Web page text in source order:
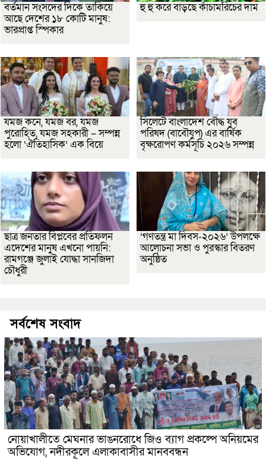
বর্তমান সংসদের দিকে তাকিয়ে
আছে দেশের ১৮ কোটি মানুষ:
ভারপ্রাপ্ত স্পিকার
হু হু করে বাড়ছে কাঁচামরিচের দাম
যমজ কনে, যমজ বর, যমজ
পুরোহিত, যমজ সহকারী – সম্পন্ন
হলো ‘ঐতিহাসিক’ এক বিয়ে
সিলেটে বাংলাদেশ বৌদ্ধ যুব
পরিষদ (বাবৌযুপ) এর বার্ষিক
বৃক্ষরোপণ কর্মসূচি ২০২৬ সম্পন্ন
ছাত্র জনতার বিপ্লবের প্রতিফলন
এদেশের মানুষ এখনো পায়নি:
রামগঞ্জে জুলাই যোদ্ধা সানজিদা
চৌধুরী
‘গণতন্ত্র মা দিবস-২০২৬’ উপলক্ষে
আলোচনা সভা ও পুরস্কার বিতরণ
অনুষ্ঠিত
সর্বশেষ সংবাদ
নোয়াখালীতে মেঘনার ভাঙনরোধে জিও ব্যাগ প্রকল্পে অনিয়মের
অভিযোগ, নদীরকূলে এলাকাবাসীর মানববন্ধন